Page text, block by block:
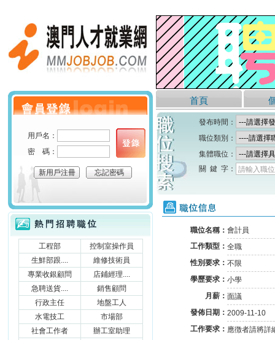
首頁
發布時間：
職位類別：
集體職位：
關 鍵 字：
請輸入職
職位信息
職位名稱： 會計員
工作類型： 全職
性別要求： 不限
學歷要求： 小學
月薪： 面議
發佈日期： 2009-11-10
工作要求： 應徴者請將詳
個人會員登錄
用戶名：
密 碼：
新用戶注冊 忘記密碼
熱門招聘職位
工程部
控制室操作員
生鮮部跟....
維修技術員
專業收銀顧問
店鋪經理....
急聘送貨....
銷售顧問
行政主任
地盤工人
水電技工
市場部
社會工作者
辦工室助理